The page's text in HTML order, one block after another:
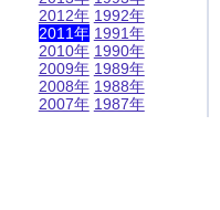
2012年
2011年
2010年
2009年
2008年
2007年
1992年
1991年
1990年
1989年
1988年
1987年